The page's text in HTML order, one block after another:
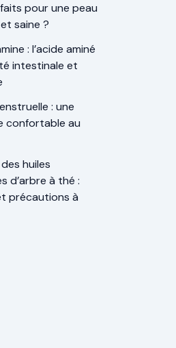
pour une peau
saine ?
: l’acide aminé
intestinale et
: une
confortable au
huiles
d’arbre à thé :
précautions à